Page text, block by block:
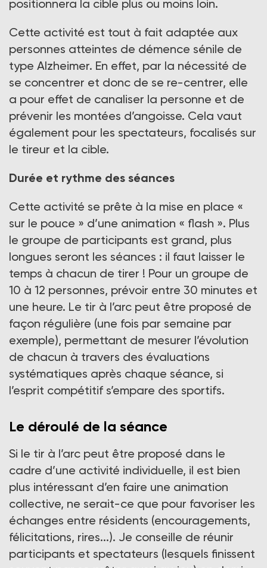
positionnera la cible plus ou moins loin.
Cette activité est tout à fait adaptée aux
personnes atteintes de démence sénile de
type Alzheimer. En effet, par la nécessité de
se concentrer et donc de se re-centrer, elle
a pour effet de canaliser la personne et de
prévenir les montées d’angoisse. Cela vaut
également pour les spectateurs, focalisés sur
le tireur et la cible.
Durée et rythme des séances
Cette activité se prête à la mise en place «
sur le pouce » d’une animation « flash ». Plus
le groupe de participants est grand, plus
longues seront les séances : il faut laisser le
temps à chacun de tirer ! Pour un groupe de
10 à 12 personnes, prévoir entre 30 minutes et
une heure. Le tir à l’arc peut être proposé de
façon régulière (une fois par semaine par
exemple), permettant de mesurer l’évolution
de chacun à travers des évaluations
systématiques après chaque séance, si
l’esprit compétitif s’empare des sportifs.
Le déroulé de la séance
Si le tir à l’arc peut être proposé dans le
cadre d’une activité individuelle, il est bien
plus intéressant d’en faire une animation
collective, ne serait-ce que pour favoriser les
échanges entre résidents (encouragements,
félicitations, rires...). Je conseille de réunir
participants et spectateurs (lesquels finissent